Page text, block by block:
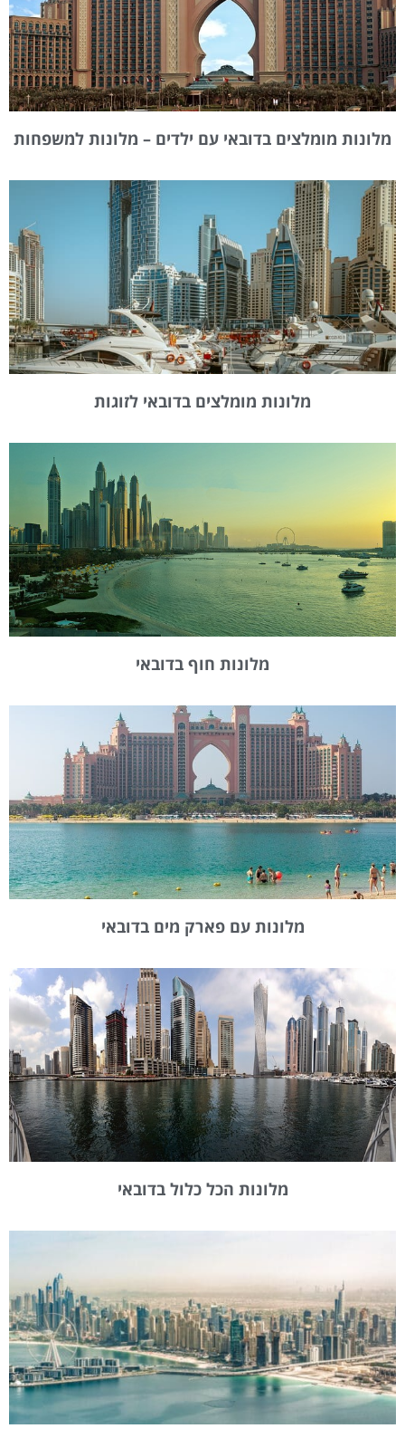
מלונות מומלצים בדובאי עם ילדים – מלונות למשפחות
מלונות מומלצים בדובאי לזוגות
מלונות חוף בדובאי
מלונות עם פארק מים בדובאי
מלונות הכל כלול בדובאי